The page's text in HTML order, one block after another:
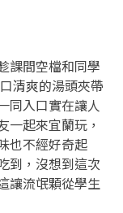
課間空檔和同學
清爽的湯頭夾帶
同入口實在讓人
一起來宜蘭玩，
也不經好奇起
到，沒想到這次
讓流氓顆從學生